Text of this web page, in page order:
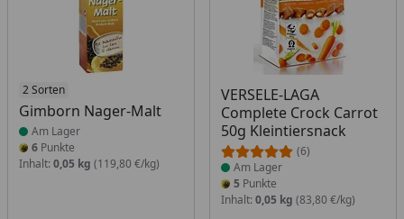
2 Sorten
Gimborn Nager-Malt
Produkt am Lager
Am Lager
6 Punkte
Inhalt: 0,05 kg (119,80 €/kg)
VERSELE-LAGA
Complete Crock Carrot
50g Kleintiersnack
(6)
Produkt am Lager
Am Lager
5 Punkte
Inhalt: 0,05 kg (83,80 €/kg)